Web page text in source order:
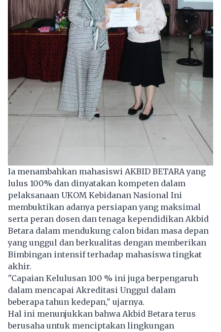
Ia menambahkan mahasiswi AKBID BETARA yang
lulus 100% dan dinyatakan kompeten dalam
pelaksanaan UKOM Kebidanan Nasional Ini
membuktikan adanya persiapan yang maksimal
serta peran dosen dan tenaga kependidikan Akbid
Betara dalam mendukung calon bidan masa depan
yang unggul dan berkualitas dengan memberikan
Bimbingan intensif terhadap mahasiswa tingkat
akhir.
"Capaian Kelulusan 100 % ini juga berpengaruh
dalam mencapai Akreditasi Unggul dalam
beberapa tahun kedepan," ujarnya.
Hal ini menunjukkan bahwa Akbid Betara terus
berusaha untuk menciptakan lingkungan